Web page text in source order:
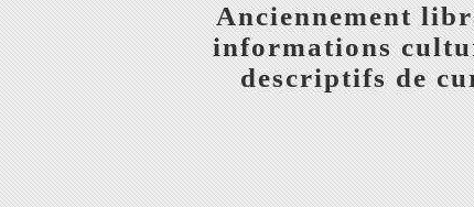
Anciennement
informations
descriptifs de